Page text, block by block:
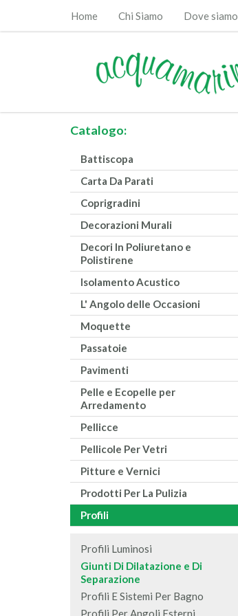
Home Chi Siamo Dove siamo
Catalogo:
Battiscopa
Carta Da Parati
Coprigradini
Decorazioni Murali
Decori In Poliuretano e
Polistirene
Isolamento Acustico
L' Angolo delle Occasioni
Moquette
Passatoie
Pavimenti
Pelle e Ecopelle per
Arredamento
Pellicce
Pellicole Per Vetri
Pitture e Vernici
Prodotti Per La Pulizia
Profili
Profili Luminosi
Giunti Di Dilatazione e Di
Separazione
Profili E Sistemi Per Bagno
Profili Per Angoli Esterni